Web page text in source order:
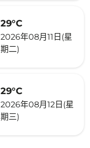
29°C
2026年08月11日(星
期二)
29°C
2026年08月12日(星
期三)